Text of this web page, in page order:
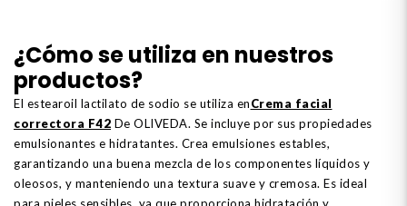
¿Cómo se utiliza en nuestros
productos?
El estearoil lactilato de sodio se utiliza enCrema facial
correctora F42 De OLIVEDA. Se incluye por sus propiedades
emulsionantes e hidratantes. Crea emulsiones estables,
garantizando una buena mezcla de los componentes líquidos y
oleosos, y manteniendo una textura suave y cremosa. Es ideal